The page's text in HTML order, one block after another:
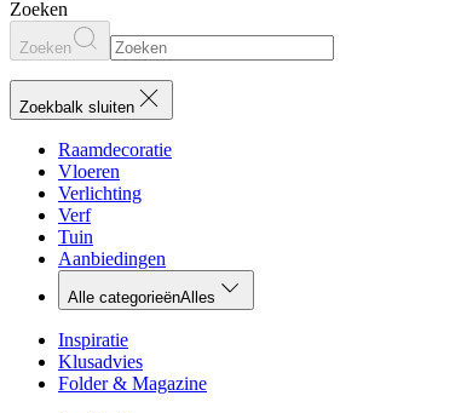
Zoeken
Zoeken
Zoekbalk sluiten
Raamdecoratie
Vloeren
Verlichting
Verf
Tuin
Aanbiedingen
Alle categorieënAlles
Inspiratie
Klusadvies
Folder & Magazine